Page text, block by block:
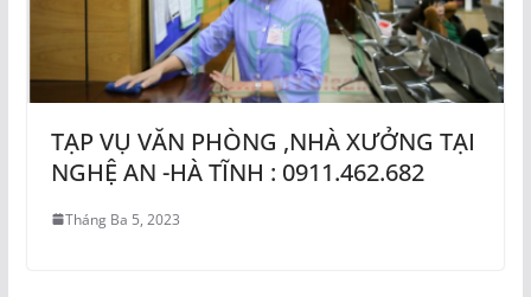
TẠP VỤ VĂN PHÒNG ,NHÀ XƯỞNG TẠI
NGHỆ AN -HÀ TĨNH : 0911.462.682
Tháng Ba 5, 2023